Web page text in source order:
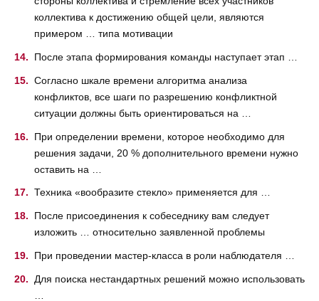
коллектива к достижению общей цели, являются
примером … типа мотивации
После этапа формирования команды наступает этап …
Согласно шкале времени алгоритма анализа
конфликтов, все шаги по разрешению конфликтной
ситуации должны быть ориентироваться на …
При определении времени, которое необходимо для
решения задачи, 20 % дополнительного времени нужно
оставить на …
Техника «вообразите стекло» применяется для …
После присоединения к собеседнику вам следует
изложить … относительно заявленной проблемы
При проведении мастер-класса в роли наблюдателя …
Для поиска нестандартных решений можно использовать